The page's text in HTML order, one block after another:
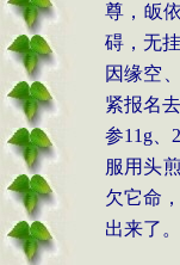
尊，皈
碍，无
因缘空
紧报名
参11g
服用头
欠它命
出来了